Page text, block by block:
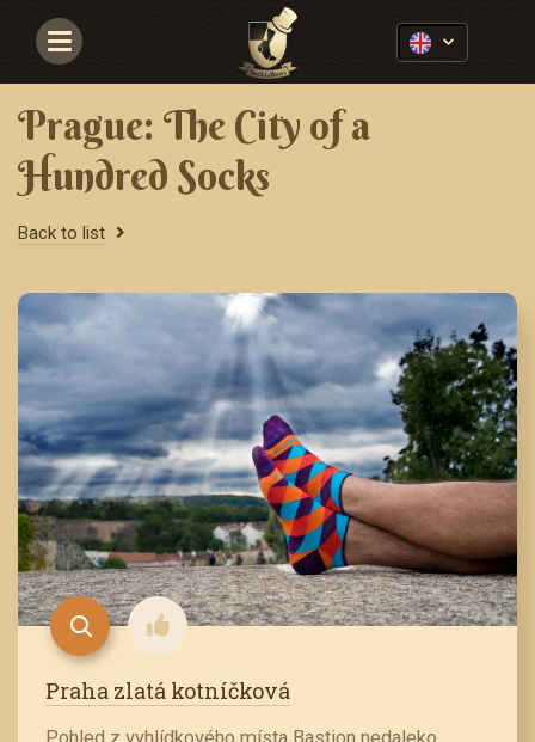
Navigace
Prague: The City of a
Hundred Socks
Back to list
Praha zlatá kotníčková